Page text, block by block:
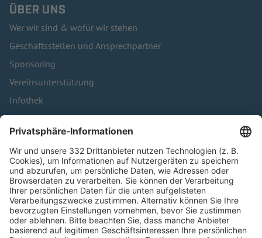
ÜBER UNS
Wer wir sind & wofür wir stehen
Geschäftsstellen und Ansprechpartner
Sponsoring
Vereinsunterstützung
Infothek
Kontakt
HÄUFIG BESUCHTE SEITEN
Pässe und Vereinswechsel
Trainerausbildung
Schulungsangebot Vereinsmitarbeiter
BFV-Geschäftsstellen